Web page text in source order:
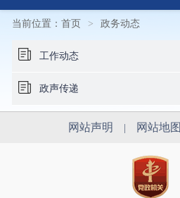
当前位置： 首页 > 政务动态
工作动态
政声传递
网站声明 | 网站地图